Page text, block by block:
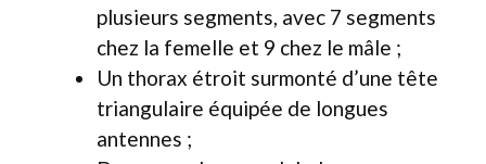
plusieurs segments, avec 7 segments
chez la femelle et 9 chez le mâle ;
Un thorax étroit surmonté d’une tête
triangulaire équipée de longues
antennes ;